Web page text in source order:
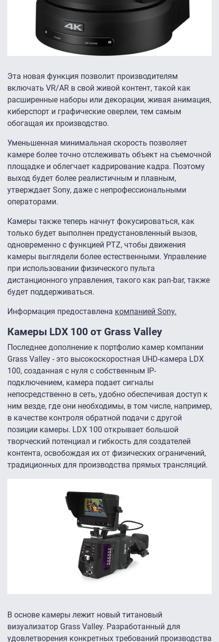
Эта новая функция позволит производителям
включать VR/AR в свой живой контент, такой как
расширенные наборы или декорации, живая анимация,
киберспорт и графические оверлеи, тем самым
обогащая их производство.
Уменьшенная минимальная скорость позволяет
камере более точно отслеживать объект на съемочной
площадке и облегчает кадрирование кадра. Поэтому
выход будет более реалистичным и плавным,
утверждает Sony, даже с непрофессиональными
операторами.
Камеры также теперь начнут фокусироваться, как
только будет выполнен предустановленный вызов,
одновременно с функцией PTZ, чтобы движения
камеры выглядели более естественными. Управление
при использовании физического пульта
дистанционного управления, такого как pan-bar, также
будет поддерживаться.
Информация предоставлена компанией Sony.
Камеры LDX 100 от Grass Valley
Последнее дополнение к портфолио камер компании
Grass Valley - это высокоскоростная UHD-камера LDX
100, созданная с нуля с собственным IP-
подключением, камера подает сигналы
непосредственно в сеть, удобно обеспечивая доступ к
ним везде, где они необходимы, в том числе, например,
в качестве контроля обратной подачи с другой
позиции камеры. LDX 100 открывает большой
творческий потенциал и гибкость для создателей
контента, освобождая их от физических ограничений,
традиционных для производства прямых трансляций.
В основе камеры лежит новый титановый
визуализатор Grass Valley. Разработанный для
удовлетворения конкретных требований производства